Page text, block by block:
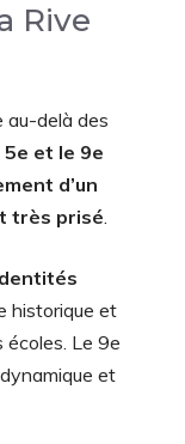
Rive
au-delà des
5e et le 9e
d’un
très prisé.
historique et
écoles. Le 9e
et